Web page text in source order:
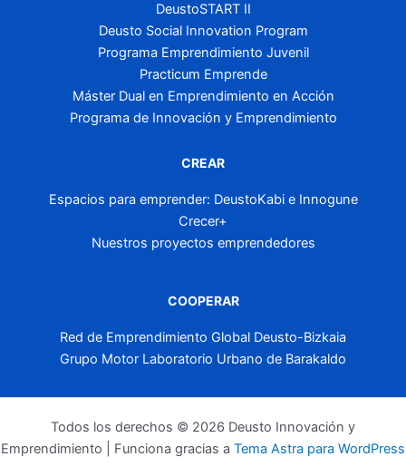
DeustoSTART II
Deusto Social Innovation Program
Programa Emprendimiento Juvenil
Practicum Emprende
Máster Dual en Emprendimiento en Acción
Programa de Innovación y Emprendimiento
CREAR
Espacios para emprender: DeustoKabi e Innogune
Crecer+
Nuestros proyectos emprendedores
COOPERAR
Red de Emprendimiento Global Deusto-Bizkaia
Grupo Motor Laboratorio Urbano de Barakaldo
Todos los derechos © 2026 Deusto Innovación y
Emprendimiento | Funciona gracias a Tema Astra para WordPress